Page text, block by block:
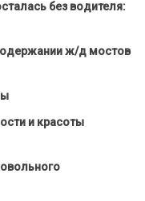
без водителя:
ж/д мостов
и красоты